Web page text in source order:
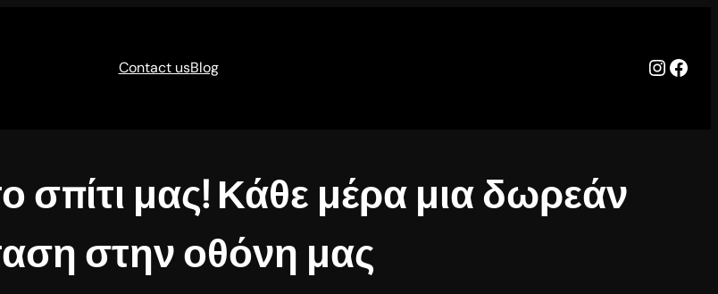
Contact usBlog
σπίτι μας! Κάθε μέρα μια δωρεάν
στην οθόνη μας